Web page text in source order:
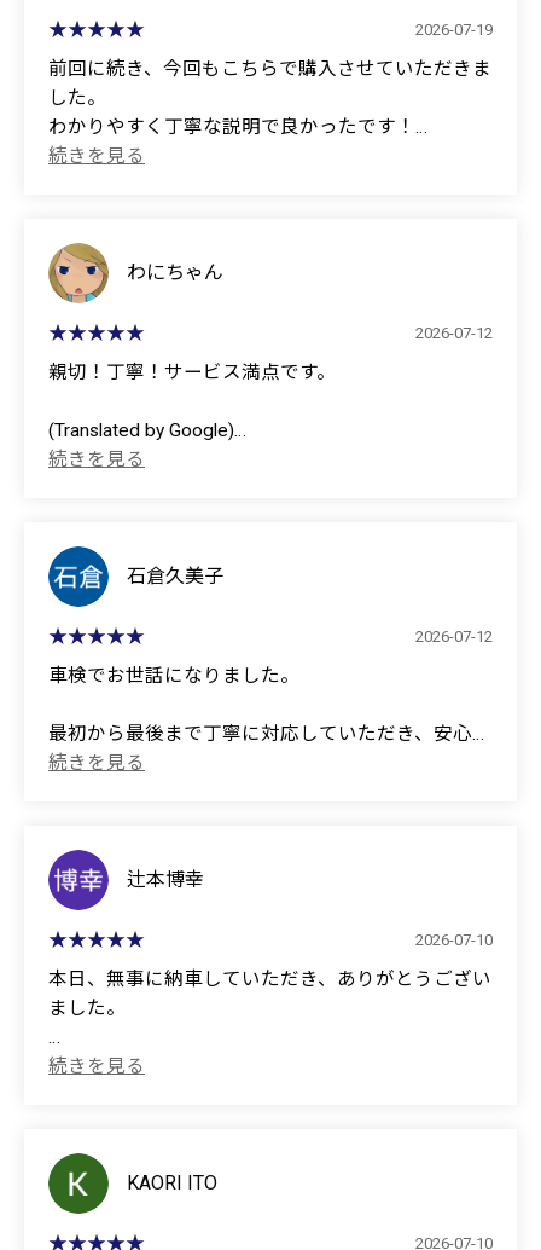
2026-07-19
前回に続き、今回もこちらで購入させていただきま
した。
わかりやすく丁寧な説明で良かったです！
ありがとうございました⟡.*
I purchased from you again this time, just like last
time.
The explanations were clear and thorough, which was
great!
Thank you very much! ⟡.*
わにちゃん
2026-07-12
親切！丁寧！サービス満点です。
(Translated by Google)
Kind! Polite! Excellent service.
石倉久美子
2026-07-12
車検でお世話になりました。
最初から最後まで丁寧に対応していただき、安心し
てお任せすることができました。作業内容や費用に
また車検の際にはお願いしたいと思います。ありが
とうございました。
(Translated by Google)
Thank you for your service with my car inspection.
You provided excellent service from start to finish,
and I felt completely at ease entrusting my car to you.
I would definitely like to use your services again for
辻本博幸
2026-07-10
本日、無事に納車していただき、ありがとうござい
ました。
担当してくださった正高さんは入社されて間もない
つ誠実に対応してくださり、その熱意や一生懸命さ
が伝わってきて、とても好感を持ちました。
実は何社かで提案を受けていましたが、中には営業
KAORI ITO
2026-07-10